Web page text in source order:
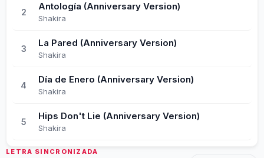
2
Antología (Anniversary Version)
Shakira
3
La Pared (Anniversary Version)
Shakira
4
Día de Enero (Anniversary Version)
Shakira
5
Hips Don't Lie (Anniversary Version)
Shakira
LETRA SINCRONIZADA